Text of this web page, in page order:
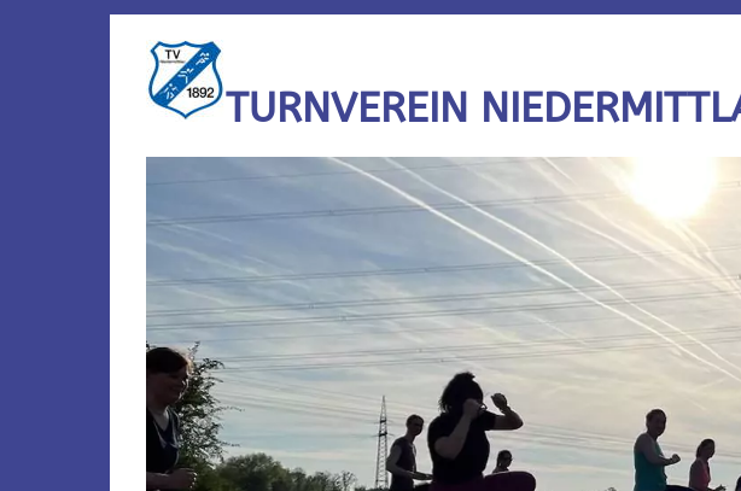
TURNVEREIN